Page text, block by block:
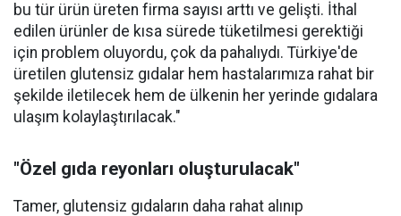
bu tür ürün üreten firma sayısı arttı ve gelişti. İthal
edilen ürünler de kısa sürede tüketilmesi gerektiği
için problem oluyordu, çok da pahalıydı. Türkiye'de
üretilen glutensiz gıdalar hem hastalarımıza rahat bir
şekilde iletilecek hem de ülkenin her yerinde gıdalara
ulaşım kolaylaştırılacak."
"Özel gıda reyonları oluşturulacak"
Tamer, glutensiz gıdaların daha rahat alınıp